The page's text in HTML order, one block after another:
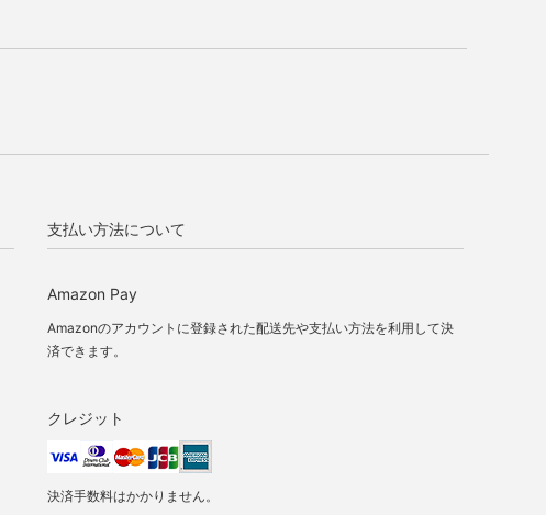
支払い方法について
Amazon Pay
Amazonのアカウントに登録された配送先や支払い方法を利用して決
済できます。
クレジット
決済手数料はかかりません。